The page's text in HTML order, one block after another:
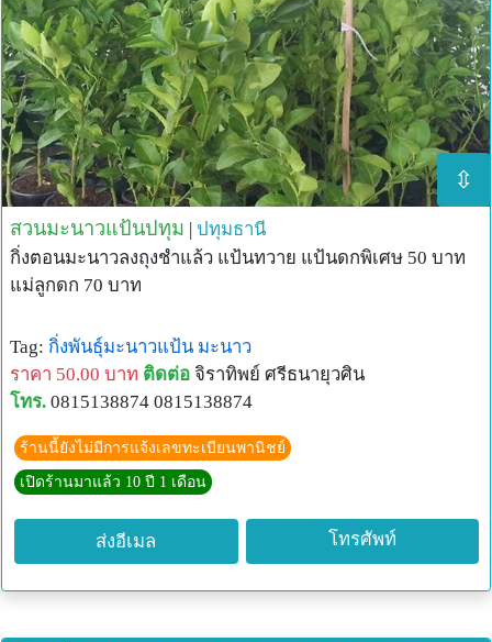
⇳
สวนมะนาวแป้นปทุม | ปทุมธานี
กิ่งตอนมะนาวลงถุงชำแล้ว แป้นทวาย แป้นดกพิเศษ 50 บาท
แม่ลูกดก 70 บาท
Tag: กิ่งพันธุ์มะนาวแป้น มะนาว
ราคา 50.00 บาท ติดต่อ จิราทิพย์ ศรีธนายุวศิน
โทร. 0815138874 0815138874
ร้านนี้ยังไม่มีการแจ้งเลขทะเบียนพานิชย์
เปิดร้านมาแล้ว 10 ปี 1 เดือน
ส่งอีเมล โทรศัพท์